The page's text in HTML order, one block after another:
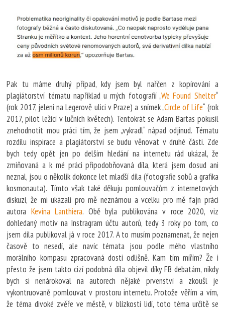
Pak tu máme druhý případ, kdy jsem byl nařčen z kopírování a
plagiátorství tématu například u mých fotografií „We Found Shelter“
(rok 2017, jeleni na Legerově ulici v Praze) a snímek „Circle of Life“ (rok
2017, pilot ležící v lučních květech). Tentokrát se Adam Bartas pokusil
znehodnotit mou práci tím, že jsem „vykradl“ nápad odjinud. Tématu
rozdílu inspirace a plagiátorství se budu věnovat v druhé části. Zde
bych tedy opět jen po delším hledání na internetu rád ukázal, že
zmiňovaná a k mé práci připodobňovaná díla, která jsem dosud ani
neznal, jsou o několik dokonce let mladší díla (fotografie sobů a grafika
kosmonauta). Tímto však také děkuju pomlouvačům z internetových
diskuzí, že mi ukázali pro mě neznámou a vcelku pro mě fajn práci
autora Kevina Lanthiera. Obě byla publikována v roce 2020, viz
dohledaný motiv na Instragram účtu autorů, tedy 3 roky po tom, co
jsem díla publikoval já v roce 2017. A to musím poznamenat, že nejen
časově to nesedí, ale navíc témata jsou podle mého vlastního
morálního kompasu zpracovaná dosti odlišně. Kam tím mířím? Že i
přesto že jsem takto cizí podobná díla objevil díky FB debatám, nikdy
bych si nenárokoval na autorech nějaké prvenství a zkoušl je
vykontruovaně pomlouvat v prostoru internetu. Protože věřím a vím,
že téma divoké zvěře ve městě, v blízkosti lidí, toto téma určitě se